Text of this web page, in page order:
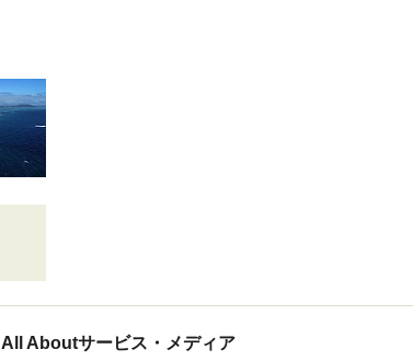
All Aboutサービス・メディア